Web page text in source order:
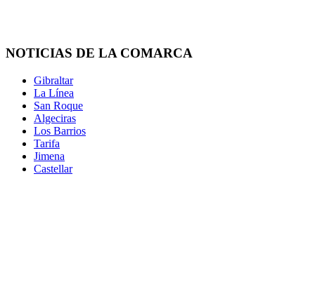
NOTICIAS DE LA COMARCA
Gibraltar
La Línea
San Roque
Algeciras
Los Barrios
Tarifa
Jimena
Castellar